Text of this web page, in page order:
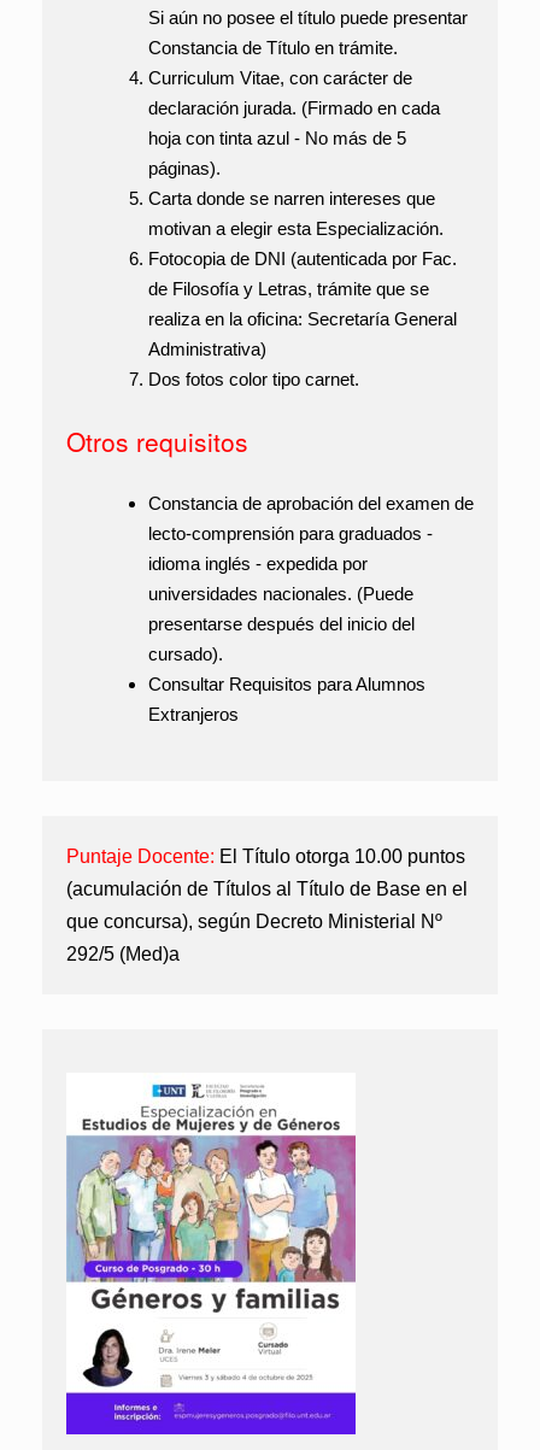
Si aún no posee el título puede presentar
Constancia de Título en trámite.
Curriculum Vitae, con carácter de
declaración jurada. (Firmado en cada
hoja con tinta azul - No más de 5
páginas).
Carta donde se narren intereses que
motivan a elegir esta Especialización.
Fotocopia de DNI (autenticada por Fac.
de Filosofía y Letras, trámite que se
realiza en la oficina: Secretaría General
Administrativa)
Dos fotos color tipo carnet.
Otros requisitos
Constancia de aprobación del examen de
lecto-comprensión para graduados -
idioma inglés - expedida por
universidades nacionales. (Puede
presentarse después del inicio del
cursado).
Consultar Requisitos para Alumnos
Extranjeros
Puntaje Docente: El Título otorga 10.00 puntos
(acumulación de Títulos al Título de Base en el
que concursa), según Decreto Ministerial Nº
292/5 (Med)a